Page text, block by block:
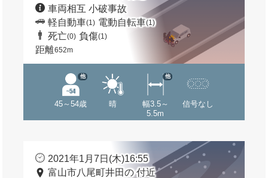
車両相互 小破事故
軽自動車(1) 電動自転車(1)
死亡(0) 負傷(1)
距離652m
45～54歳
他
晴
幅3.5～
5.5m
他
信号なし
2021年1月7日(木)16:55
富山市八尾町井田の 付近